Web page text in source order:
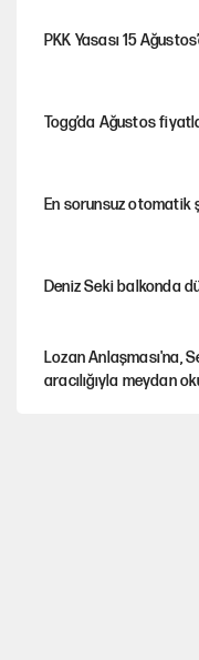
PKK Yasası 15
Togg’da Ağustos
En sorunsuz otomatik
Deniz Seki balkonda
Lozan Anlaşması'na,
aracılığıyla meydan